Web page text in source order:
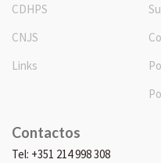
CDHPS
CNJS
Links
Contactos
Tel: +351 214 998 308